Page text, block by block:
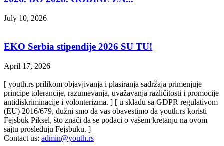
July 10, 2026
EKO Serbia stipendije 2026 SU TU!
April 17, 2026
[ youth.rs prilikom objavjivanja i plasiranja sadržaja primenjuje
principe tolerancije, razumevanja, uvažavanja različitosti i promocije
antidiskriminacije i volonterizma. ] [ u skladu sa GDPR regulativom
(EU) 2016/679, dužni smo da vas obavestimo da youth.rs koristi
Fejsbuk Piksel, što znači da se podaci o vašem kretanju na ovom
sajtu prosleđuju Fejsbuku. ]
Contact us: admin@youth.rs